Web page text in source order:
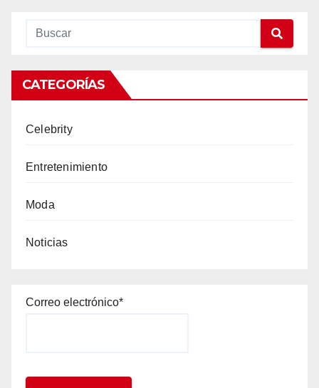
CATEGORÍAS
Celebrity
Entretenimiento
Moda
Noticias
Correo electrónico*